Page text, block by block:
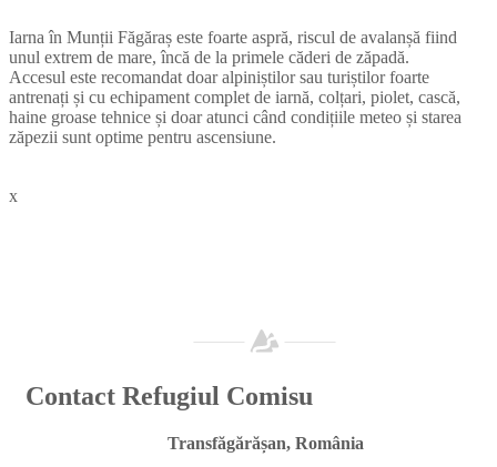
Iarna în Munții Făgăraș este foarte aspră, riscul de avalanșă fiind
unul extrem de mare, încă de la primele căderi de zăpadă.
Accesul este recomandat doar alpiniștilor sau turiștilor foarte
antrenați și cu echipament complet de iarnă, colțari, piolet, cască,
haine groase tehnice și doar atunci când condițiile meteo și starea
zăpezii sunt optime pentru ascensiune.
x
Contact Refugiul Comisu
Transfăgărășan, România